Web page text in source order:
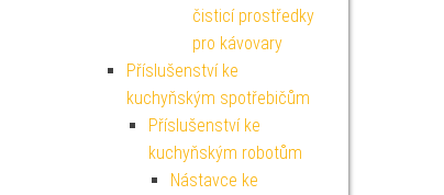
čisticí prostředky
pro kávovary
Příslušenství ke
kuchyňským spotřebičům
Příslušenství ke
kuchyňským robotům
Nástavce ke